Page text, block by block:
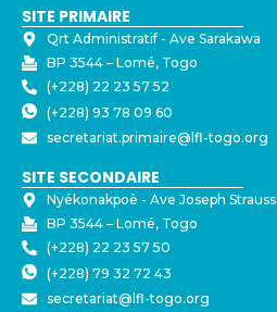
SITE PRIMAIRE
Qrt Administratif - ⁠Ave Sarakawa
BP 3544 – Lomé, Togo
(+228) 22 23 57 52
(+228) 93 78 09 60
secretariat.primaire@lfl-togo.org
SITE SECONDAIRE
Nyékonakpoè - ⁠Ave Joseph Strauss
BP 3544 – Lomé, Togo
(+228) 22 23 57 50
(+228) 79 32 72 43
secretariat@lfl-togo.org